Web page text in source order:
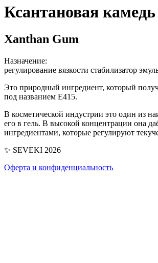
Ксантановая камедь
Xanthan Gum
Назначение:
регулирование вязкости стабилизатор
Это природный ингредиент, который
под названием E415.
В косметической индустрии это один из
его в гель. В высокой концентрации она
ингредиентами, которые регулируют
✨ SEVEKI 2026
Оферта и конфиденциальность